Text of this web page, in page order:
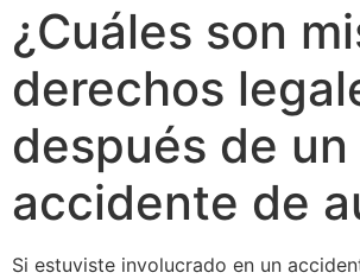
¿Cuáles son
derechos
después de un
accidente de
Si estuviste involucrado en un